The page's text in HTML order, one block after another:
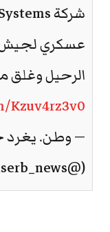
عسكري لجيش
الرحيل وغلق
Kzuv4rz3v0
— وطن. يغرد
(@watanserb_news)